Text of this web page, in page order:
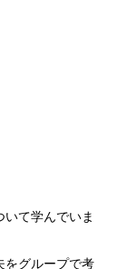
て学んでいま
をグループで考